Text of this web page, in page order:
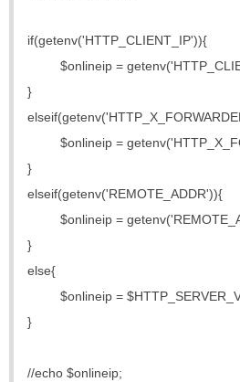
if(getenv('HTTP_CLIENT_IP')){
$onlineip =
}
$onlineip =
}
elseif(getenv('REMOTE_ADDR')){
$onlineip =
}
else{
$onlineip =
}
//echo $onlineip;